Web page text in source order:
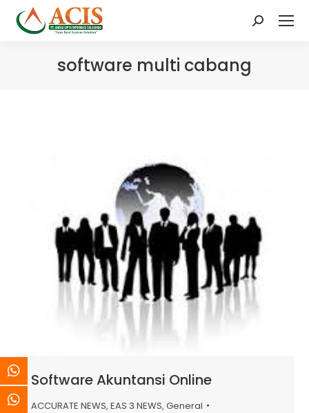
Search:
software multi cabang
Software Akuntansi Online
ACCURATE NEWS, EAS 3 NEWS, General